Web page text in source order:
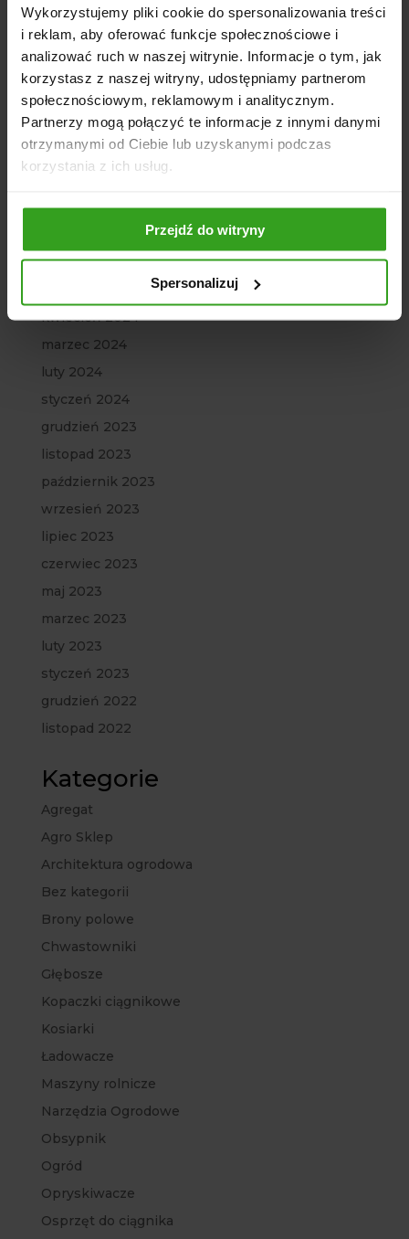
Wykorzystujemy pliki cookie do spersonalizowania treści
i reklam, aby oferować funkcje społecznościowe i
analizować ruch w naszej witrynie. Informacje o tym, jak
korzystasz z naszej witryny, udostępniamy partnerom
społecznościowym, reklamowym i analitycznym.
Partnerzy mogą połączyć te informacje z innymi danymi
otrzymanymi od Ciebie lub uzyskanymi podczas
korzystania z ich usług.
Przejdź do witryny
Spersonalizuj
kwiecień 2025
marzec 2025
luty 2025
styczeń 2025
grudzień 2024
październik 2024
sierpień 2024
czerwiec 2024
kwiecień 2024
marzec 2024
luty 2024
styczeń 2024
grudzień 2023
listopad 2023
październik 2023
wrzesień 2023
lipiec 2023
czerwiec 2023
maj 2023
marzec 2023
luty 2023
styczeń 2023
grudzień 2022
listopad 2022
Kategorie
Agregat
Agro Sklep
Architektura ogrodowa
Bez kategorii
Brony polowe
Chwastowniki
Głębosze
Kopaczki ciągnikowe
Kosiarki
Ładowacze
Maszyny rolnicze
Narzędzia Ogrodowe
Obsypnik
Ogród
Opryskiwacze
Osprzęt do ciągnika